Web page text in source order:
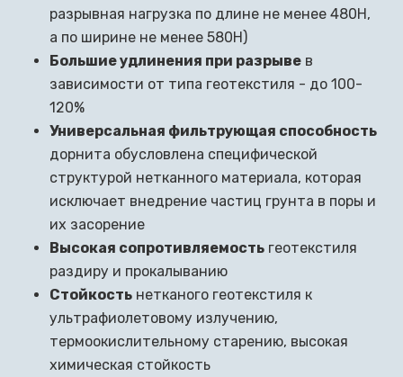
разрывная нагрузка по длине не менее 480Н,
а по ширине не менее 580Н)
Большие удлинения при разрыве в
зависимости от типа геотекстиля - до 100-
120%
Универсальная фильтрующая способность
дорнита обусловлена специфической
структурой нетканного материала, которая
исключает внедрение частиц грунта в поры и
их засорение
Высокая сопротивляемость геотекстиля
раздиру и прокалыванию
Стойкость нетканого геотекстиля к
ультрафиолетовому излучению,
термоокислительному старению, высокая
химическая стойкость